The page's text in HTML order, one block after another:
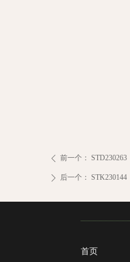
ꄴ 前一个： STD230263
ꄲ 后一个： STK230144
首页